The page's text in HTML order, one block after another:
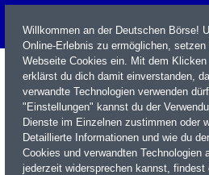
Name / WKN / ISIN / Kürzel
Willkommen an der Deutschen Börse!
Online-Erlebnis zu ermöglichen, setzen
Webseite Cookies ein. Mit dem
erklärst du dich damit einverstanden,
verwandte Technologien verwenden
"Einstellungen" kannst du der
Dienste im Einzelnen zustimmen oder
Detaillierte Informationen und wie du
Cookies und verwandten Technologien
jederzeit widersprechen kannst, findest